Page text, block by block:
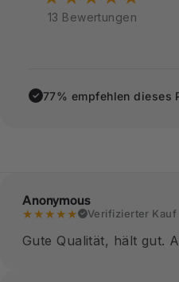
13 Bewertungen
✓ 77% empfehlen dieses
Anonymous
★★★★★ Verifizierter Kauf
Gute Qualität, hält gut.